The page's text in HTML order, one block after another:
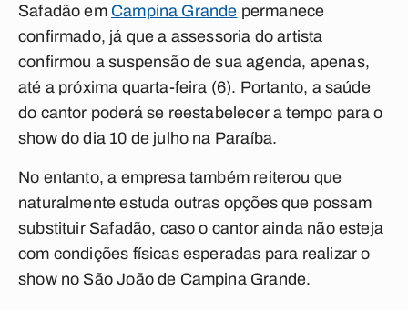
Safadão em Campina Grande permanece
confirmado, já que a assessoria do artista
confirmou a suspensão de sua agenda, apenas,
até a próxima quarta-feira (6). Portanto, a saúde
do cantor poderá se reestabelecer a tempo para o
show do dia 10 de julho na Paraíba.
No entanto, a empresa também reiterou que
naturalmente estuda outras opções que possam
substituir Safadão, caso o cantor ainda não esteja
com condições físicas esperadas para realizar o
show no São João de Campina Grande.